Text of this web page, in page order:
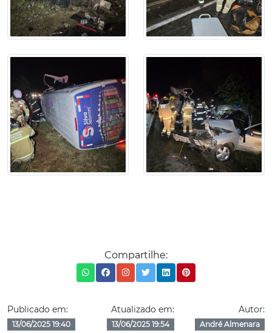
Compartilhe:
Publicado em:
13/06/2025 19:40
Atualizado em:
13/06/2025 19:54
Autor:
André Almenara